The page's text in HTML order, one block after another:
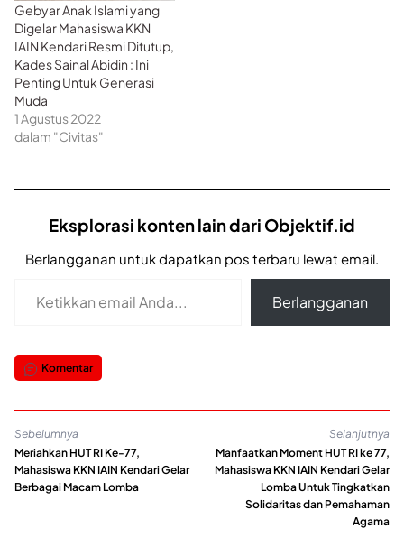
Gebyar Anak Islami yang
Digelar Mahasiswa KKN
IAIN Kendari Resmi Ditutup,
Kades Sainal Abidin : Ini
Penting Untuk Generasi
Muda
1 Agustus 2022
dalam "Civitas"
Eksplorasi konten lain dari Objektif.id
Berlangganan untuk dapatkan pos terbaru lewat email.
Berlangganan
Komentar
Sebelumnya
Meriahkan HUT RI Ke-77,
Mahasiswa KKN IAIN Kendari Gelar
Berbagai Macam Lomba
Selanjutnya
Manfaatkan Moment HUT RI ke 77,
Mahasiswa KKN IAIN Kendari Gelar
Lomba Untuk Tingkatkan
Solidaritas dan Pemahaman
Agama